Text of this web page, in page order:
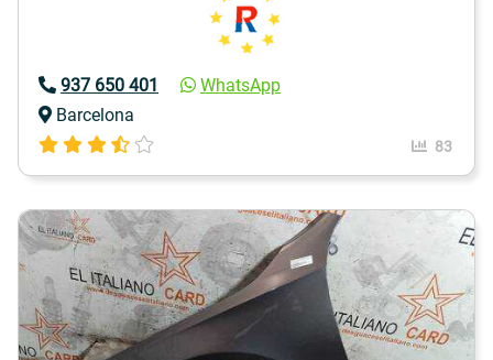
937 650 401
WhatsApp
Barcelona
83